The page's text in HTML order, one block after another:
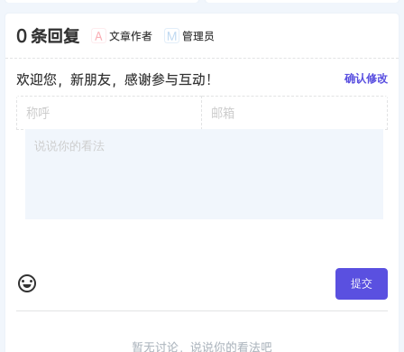
0 条回复 A 文章作者 M 管理员
欢迎您，新朋友，感谢参与互动！ 确认修改
提交
暂无讨论，说说你的看法吧